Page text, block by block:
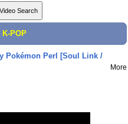
K-POP
Pokémon Perl [Soul Link /
More